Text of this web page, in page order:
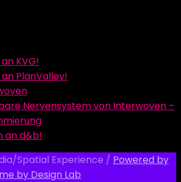
KVG!
PlanValley!
Nervensystem von Interwoven –
an d&b!
Spatial Experience / Powered by
by Design Lab